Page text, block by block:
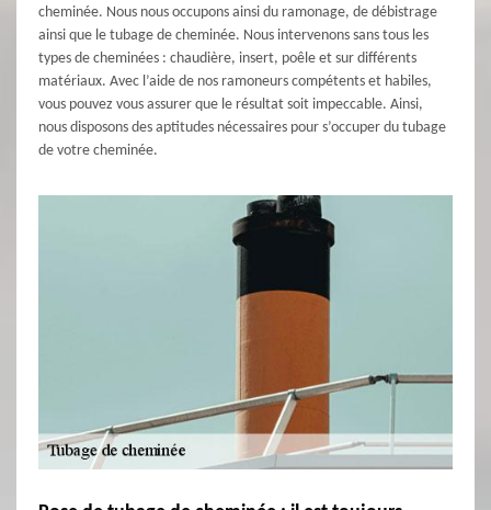
cheminée. Nous nous occupons ainsi du ramonage, de débistrage
ainsi que le tubage de cheminée. Nous intervenons sans tous les
types de cheminées : chaudière, insert, poêle et sur différents
matériaux. Avec l’aide de nos ramoneurs compétents et habiles,
vous pouvez vous assurer que le résultat soit impeccable. Ainsi,
nous disposons des aptitudes nécessaires pour s’occuper du tubage
de votre cheminée.